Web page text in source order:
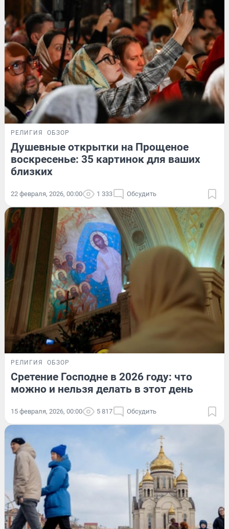
РЕЛИГИЯ ОБЗОР
Душевные открытки на Прощеное
воскресенье: 35 картинок для ваших
близких
22 февраля, 2026, 00:00 1 333 Обсудить
РЕЛИГИЯ ОБЗОР
Сретение Господне в 2026 году: что
можно и нельзя делать в этот день
15 февраля, 2026, 00:00 5 817 Обсудить